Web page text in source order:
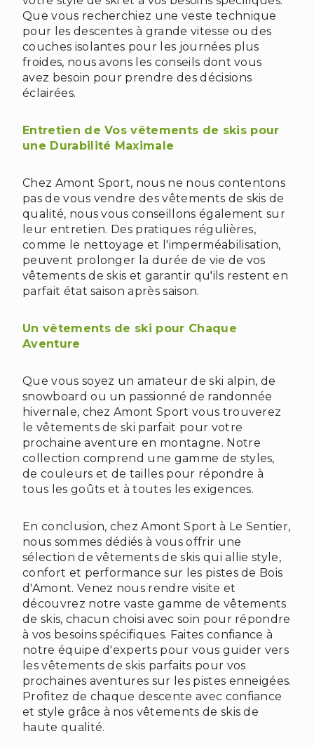
Que vous recherchiez une veste technique
pour les descentes à grande vitesse ou des
couches isolantes pour les journées plus
froides, nous avons les conseils dont vous
avez besoin pour prendre des décisions
éclairées.
Entretien de Vos vêtements de skis pour
une Durabilité Maximale
Chez Amont Sport, nous ne nous contentons
pas de vous vendre des vêtements de skis de
qualité, nous vous conseillons également sur
leur entretien. Des pratiques régulières,
comme le nettoyage et l'imperméabilisation,
peuvent prolonger la durée de vie de vos
vêtements de skis et garantir qu'ils restent en
parfait état saison après saison.
Un vêtements de ski pour Chaque
Aventure
Que vous soyez un amateur de ski alpin, de
snowboard ou un passionné de randonnée
hivernale, chez Amont Sport vous trouverez
le vêtements de ski parfait pour votre
prochaine aventure en montagne. Notre
collection comprend une gamme de styles,
de couleurs et de tailles pour répondre à
tous les goûts et à toutes les exigences.
En conclusion, chez Amont Sport à Le Sentier,
nous sommes dédiés à vous offrir une
sélection de vêtements de skis qui allie style,
confort et performance sur les pistes de Bois
d'Amont. Venez nous rendre visite et
découvrez notre vaste gamme de vêtements
de skis, chacun choisi avec soin pour répondre
à vos besoins spécifiques. Faites confiance à
notre équipe d'experts pour vous guider vers
les vêtements de skis parfaits pour vos
prochaines aventures sur les pistes enneigées.
Profitez de chaque descente avec confiance
et style grâce à nos vêtements de skis de
haute qualité.
❅